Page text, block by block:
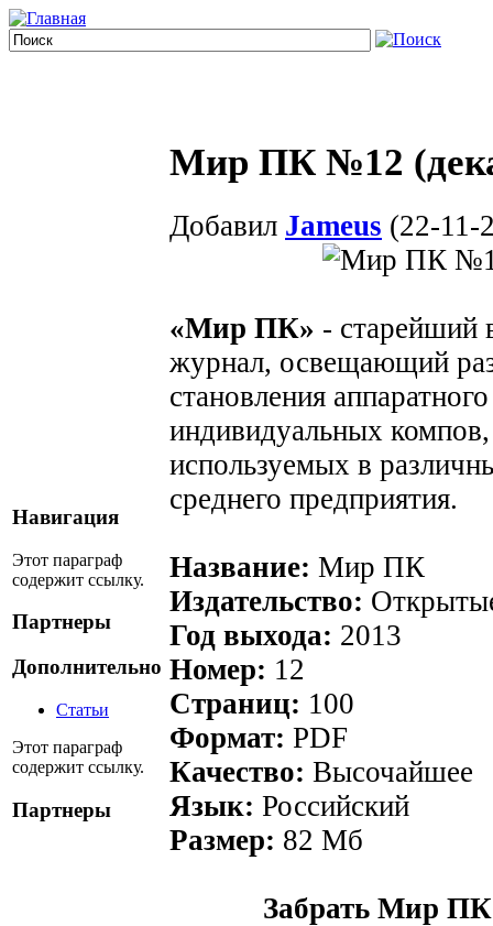
Навигация
Этот параграф
содержит ссылку.
Партнеры
Дополнительно
Статьи
Этот параграф
содержит ссылку.
Партнеры
Мир ПК №12
Добавил Jameus (22-11-
«Мир ПК» - старейший
журнал, освещающий
становления
индивидуальных
используемых в
среднего предприятия.
Название: Мир ПК
Издательство:
Год выхода: 2013
Номер: 12
Страниц: 100
Формат: PDF
Качество: Высочайшее
Язык: Российский
Размер: 82 Мб
Забрать Мир